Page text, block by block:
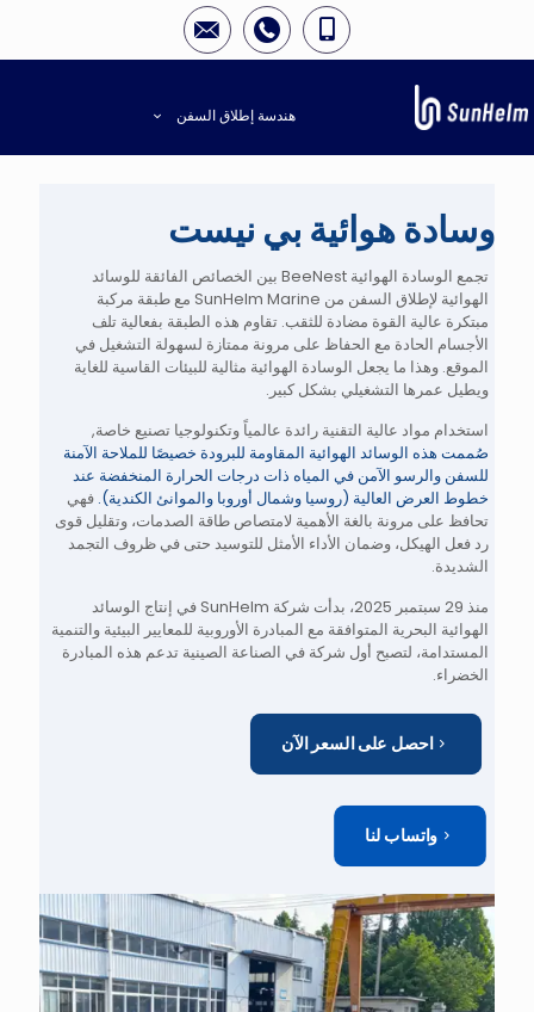
هندسة إطلاق السفن
وسادة هوائية بي نيست
تجمع الوسادة الهوائية BeeNest بين الخصائص الفائقة للوسائد
الهوائية لإطلاق السفن من SunHelm Marine مع طبقة مركبة
مبتكرة عالية القوة مضادة للثقب. تقاوم هذه الطبقة بفعالية تلف
الأجسام الحادة مع الحفاظ على مرونة ممتازة لسهولة التشغيل في
الموقع. وهذا ما يجعل الوسادة الهوائية مثالية للبيئات القاسية للغاية
ويطيل عمرها التشغيلي بشكل كبير.
استخدام مواد عالية التقنية رائدة عالمياً وتكنولوجيا تصنيع خاصة,
صُممت هذه الوسائد الهوائية المقاومة للبرودة خصيصًا للملاحة الآمنة
للسفن والرسو الآمن في المياه ذات درجات الحرارة المنخفضة عند
خطوط العرض العالية (روسيا وشمال أوروبا والموانئ الكندية). فهي
تحافظ على مرونة بالغة الأهمية لامتصاص طاقة الصدمات، وتقليل قوى
رد فعل الهيكل، وضمان الأداء الأمثل للتوسيد حتى في ظروف التجمد
الشديدة.
منذ 29 سبتمبر 2025، بدأت شركة SunHelm في إنتاج الوسائد
الهوائية البحرية المتوافقة مع المبادرة الأوروبية للمعايير البيئية والتنمية
المستدامة، لتصبح أول شركة في الصناعة الصينية تدعم هذه المبادرة
الخضراء.
احصل على السعر الآن
واتساب لنا